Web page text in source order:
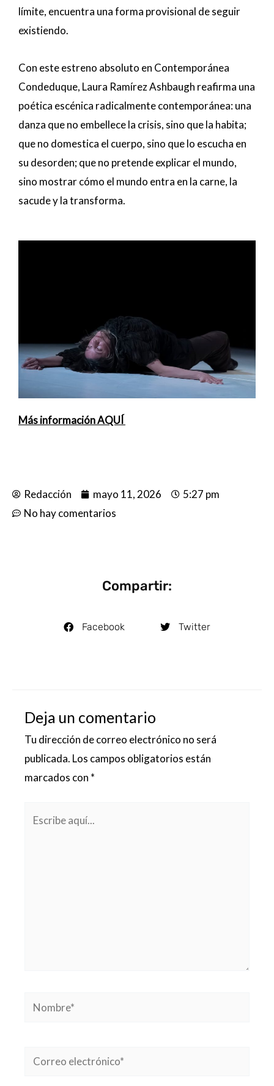
límite, encuentra una forma provisional de seguir
existiendo.
Con este estreno absoluto en Contemporánea
Condeduque, Laura Ramírez Ashbaugh reafirma una
poética escénica radicalmente contemporánea: una
danza que no embellece la crisis, sino que la habita;
que no domestica el cuerpo, sino que lo escucha en
su desorden; que no pretende explicar el mundo,
sino mostrar cómo el mundo entra en la carne, la
sacude y la transforma.
Más información AQUÍ
Redacción mayo 11, 2026
5:27 pm
No hay comentarios
Compartir:
Facebook Twitter
Deja un comentario
Tu dirección de correo electrónico no será
publicada. Los campos obligatorios están
marcados con *
Nombre*
Correo